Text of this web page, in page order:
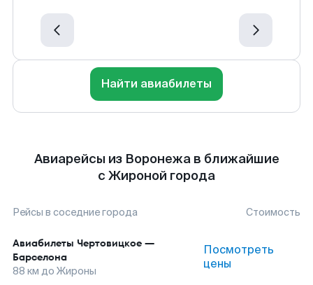
Найти авиабилеты
Авиарейсы из Воронежа в ближайшие
с Жироной города
Рейсы в соседние города Стоимость
Авиабилеты Чертовицкое —
Барселона
88 км до Жироны
Посмотреть
цены